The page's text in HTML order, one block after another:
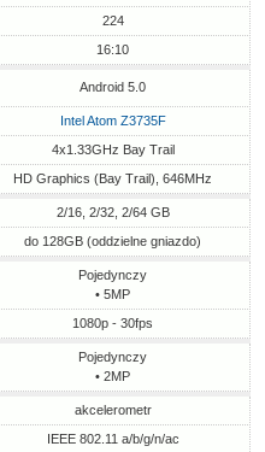
224
16:10
Android 5.0
Intel Atom Z3735F
4x1.33GHz Bay Trail
HD Graphics (Bay Trail), 646MHz
2/16, 2/32, 2/64 GB
do 128GB (oddzielne gniazdo)
Pojedynczy
• 5MP
1080p - 30fps
Pojedynczy
• 2MP
akcelerometr
IEEE 802.11 a/b/g/n/ac